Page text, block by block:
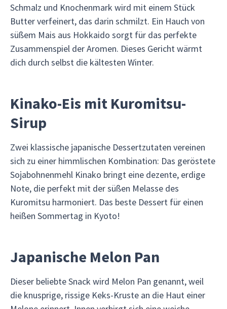
Schmalz und Knochenmark wird mit einem Stück
Butter verfeinert, das darin schmilzt. Ein Hauch von
süßem Mais aus Hokkaido sorgt für das perfekte
Zusammenspiel der Aromen. Dieses Gericht wärmt
dich durch selbst die kältesten Winter.
Kinako-Eis mit Kuromitsu-
Sirup
Zwei klassische japanische Dessertzutaten vereinen
sich zu einer himmlischen Kombination: Das geröstete
Sojabohnenmehl Kinako bringt eine dezente, erdige
Note, die perfekt mit der süßen Melasse des
Kuromitsu harmoniert. Das beste Dessert für einen
heißen Sommertag in Kyoto!
Japanische Melon Pan
Dieser beliebte Snack wird Melon Pan genannt, weil
die knusprige, rissige Keks-Kruste an die Haut einer